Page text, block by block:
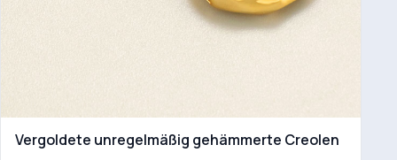
Vergoldete unregelmäßig gehämmerte Creolen